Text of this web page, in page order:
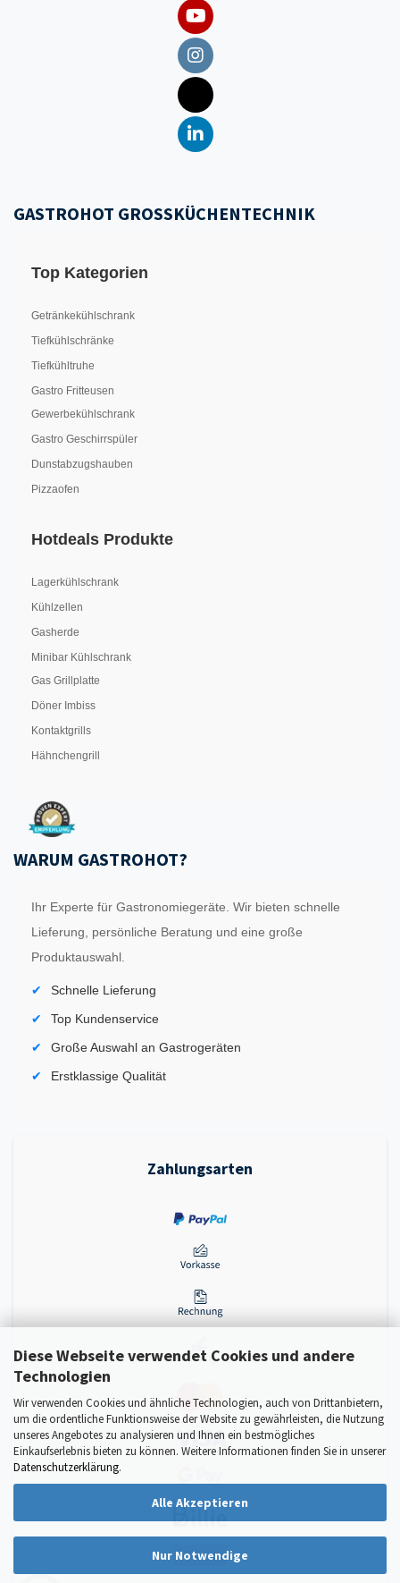
Diese Webseite verwendet Cookies und andere
Technologien
Wir verwenden Cookies und ähnliche Technologien, auch von Drittanbietern,
um die ordentliche Funktionsweise der Website zu gewährleisten, die Nutzung
unseres Angebotes zu analysieren und Ihnen ein bestmögliches
Einkaufserlebnis bieten zu können. Weitere Informationen finden Sie in unserer
Datenschutzerklärung.
Alle Akzeptieren
Nur Notwendige
GASTROHOT GROSSKÜCHENTECHNIK
Top Kategorien
Getränkekühlschrank
Tiefkühlschränke
Tiefkühltruhe
Gastro Fritteusen
Gewerbekühlschrank
Gastro Geschirrspüler
Dunstabzugshauben
Pizzaofen
Hotdeals Produkte
Lagerkühlschrank
Kühlzellen
Gasherde
Minibar Kühlschrank
Gas Grillplatte
Döner Imbiss
Kontaktgrills
Hähnchengrill
WARUM GASTROHOT?
Ihr Experte für Gastronomiegeräte. Wir bieten schnelle
Lieferung, persönliche Beratung und eine große
Produktauswahl.
Schnelle Lieferung
Top Kundenservice
Große Auswahl an Gastrogeräten
Erstklassige Qualität
Zahlungsarten